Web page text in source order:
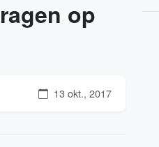
op
13 okt., 2017